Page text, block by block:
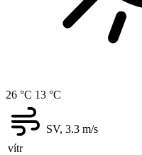
26 °C 13 °C
vítr
SV, 3.3 m/s